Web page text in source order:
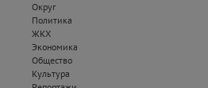
Округ
Политика
ЖКХ
Экономика
Общество
Культура